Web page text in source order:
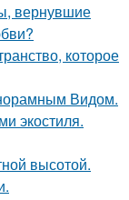
вернувшие
которое
Видом.
экостиля.
высотой.